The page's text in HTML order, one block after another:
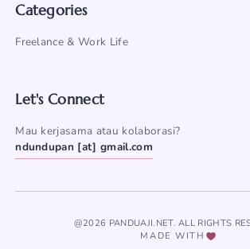
Categories
Freelance & Work Life
Let's Connect
Mau kerjasama atau kolaborasi?
ndundupan [at] gmail.com
@2026 PANDUAJI.NET. ALL RIGHTS
MADE WITH